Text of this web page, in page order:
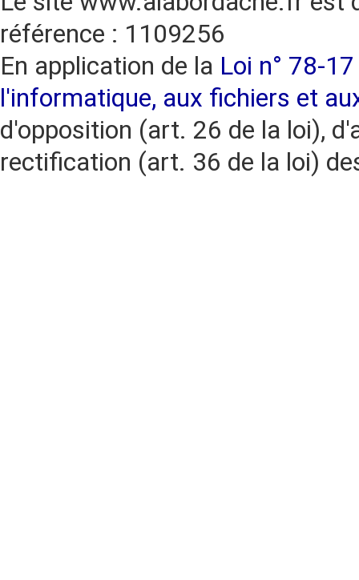
référence : 1109256
En application de la Loi n° 78-
l'informatique, aux fichiers et
d'opposition (art. 26 de la loi),
rectification (art. 36 de la loi)